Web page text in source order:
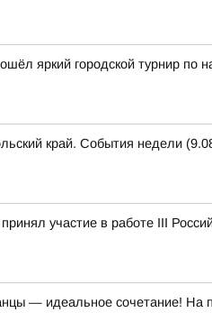
яркий городской турнир
край. События недели
участие в работе III
— идеальное сочетание! На